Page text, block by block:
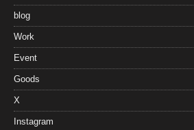
blog
Work
Event
Goods
X
Instagram